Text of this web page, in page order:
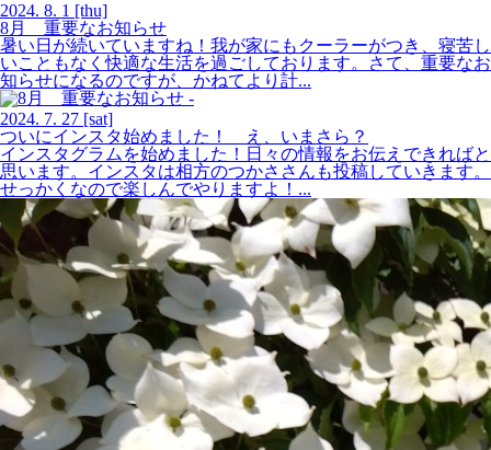
2024. 8. 1 [thu]
8月 重要なお知らせ
暑い日が続いていますね！我が家にもクーラーがつき、寝苦し
いこともなく快適な生活を過ごしております。さて、重要なお
知らせになるのですが、かねてより計...
2024. 7. 27 [sat]
ついにインスタ始めました！ え、いまさら？
インスタグラムを始めました！日々の情報をお伝えできればと
思います。インスタは相方のつかささんも投稿していきます。
せっかくなので楽しんでやりますよ！...